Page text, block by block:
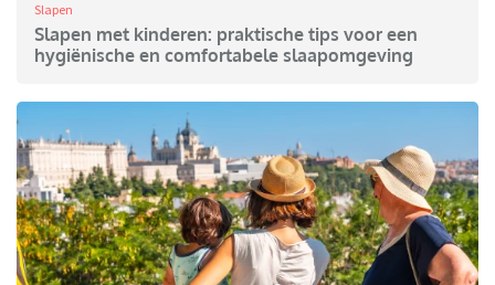
Slapen
Slapen met kinderen: praktische tips voor een
hygiënische en comfortabele slaapomgeving